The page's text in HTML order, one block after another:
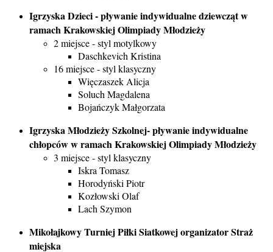
Igrzyska Dzieci - pływanie indywidualne dziewcząt w
ramach Krakowskiej Olimpiady Młodzieży
2 miejsce - styl motylkowy
Daschkevich Kristina
16 miejsce - styl klasyczny
Więczaszek Alicja
Soluch Magdalena
Bojańczyk Małgorzata
Igrzyska Młodzieży Szkolnej- pływanie indywidualne
chłopców w ramach Krakowskiej Olimpiady Młodzieży
3 miejsce - styl klasyczny
Iskra Tomasz
Horodyński Piotr
Kozłowski Olaf
Lach Szymon
Mikołajkowy Turniej Piłki Siatkowej organizator Straż
miejska